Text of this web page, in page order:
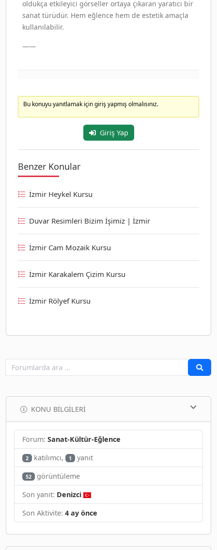
oldukça etkileyici görseller ortaya çıkaran yaratıcı bir
sanat türüdür. Hem eğlence hem de estetik amaçla
kullanılabilir.
——
Bu konuyu yanıtlamak için giriş yapmış olmalısınız.
Giriş Yap
Benzer Konular
İzmir Heykel Kursu
Duvar Resimleri Bizim İşimiz | İzmir
İzmir Cam Mozaik Kursu
İzmir Karakalem Çizim Kursu
İzmir Rölyef Kursu
KONU BILGILERI
Forum: Sanat-Kültür-Eğlence
2 katılımcı, 1 yanıt
52
görüntüleme
Son yanıt: Denizci
Son Aktivite: 4 ay önce